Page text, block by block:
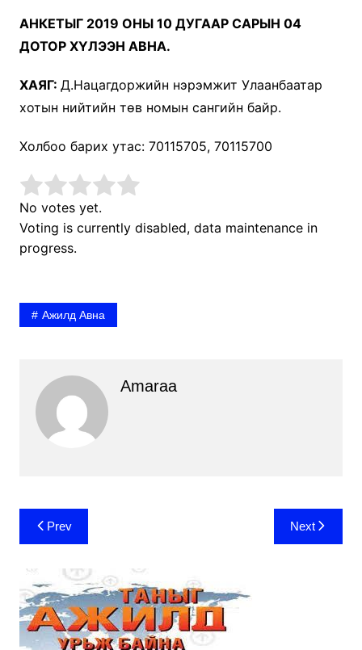
АНКЕТЫГ 2019 ОНЫ 10 ДУГААР САРЫН 04
ДОТОР ХҮЛЭЭН АВНА.
ХАЯГ: Д.Нацагдоржийн нэрэмжит Улаанбаатар
хотын нийтийн төв номын сангийн байр.
Холбоо барих утас: 70115705, 70115700
No votes yet.
Voting is currently disabled, data maintenance in
progress.
Ажилд Авна
Amaraa
Post
navigation
Prev Next